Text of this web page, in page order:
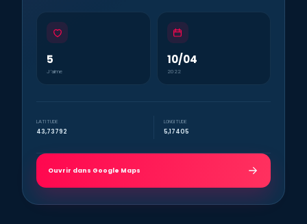
5
J’aime
10/04
2022
LATITUDE
43,73792
LONGITUDE
5,17405
Ouvrir dans Google Maps